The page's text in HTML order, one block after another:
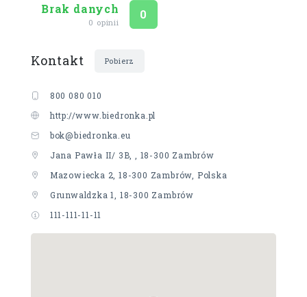
Brak danych
0 opinii
Ocena
0
Kontakt Pobierz
800 080 010
http://www.biedronka.pl
bok@biedronka.eu
Jana Pawła II/ 3B, , 18-300 Zambrów
Mazowiecka 2, 18-300 Zambrów, Polska
Grunwaldzka 1, 18-300 Zambrów
111-111-11-11